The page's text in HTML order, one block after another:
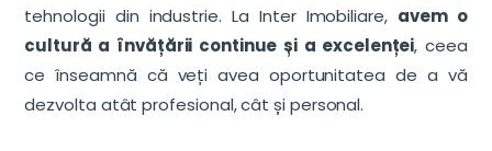
tehnologii din industrie. La Inter Imobiliare, avem o
cultură a învățării continue și a excelenței, ceea
ce înseamnă că veți avea oportunitatea de a vă
dezvolta atât profesional, cât și personal.